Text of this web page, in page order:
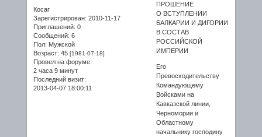
Косаг
Зарегистрирован: 2010-11-17
Приглашений: 0
Сообщений: 6
Пол: Мужской
Возраст: 45 [1981-07-18]
Провел на форуме:
2 часа 9 минут
Последний визит:
2013-04-07 18:00:11
ПРОШЕНИЕ
О ВСТУПЛЕНИИ
БАЛКАРИИ И ДИГОРИИ
В СОСТАВ
РОССИЙСКОЙ
ИМПЕРИИ
Его
Превосходительству
Командующему
Войсками на
Кавказской линии,
Черномории и
Областному
начальнику господину